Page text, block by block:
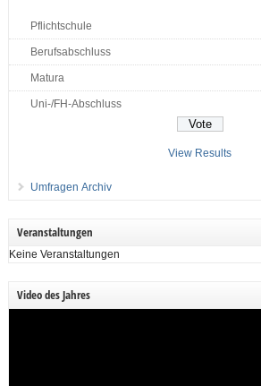
Pflichtschule
Berufsabschluss
Matura
Uni-/FH-Abschluss
View Results
Umfragen Archiv
Veranstaltungen
Keine Veranstaltungen
Video des Jahres